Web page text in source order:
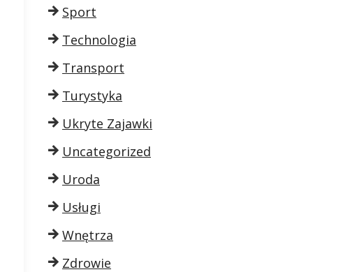
Sport
Technologia
Transport
Turystyka
Ukryte Zajawki
Uncategorized
Uroda
Usługi
Wnętrza
Zdrowie